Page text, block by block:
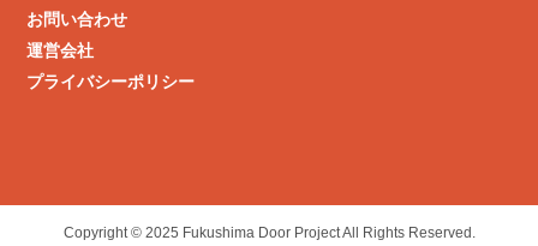
お問い合わせ
運営会社
プライバシーポリシー
Copyright © 2025 Fukushima Door Project All Rights Reserved.